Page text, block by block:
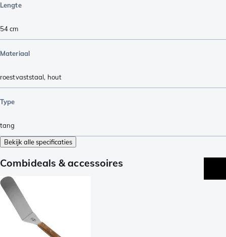
Lengte
54cm
Materiaal
roestvaststaal, hout
Type
tang
Bekijk alle specificaties
Combideals & accessoires